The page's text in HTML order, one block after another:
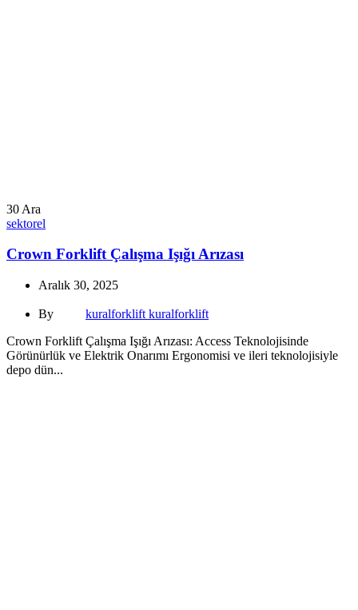
30 Ara
sektorel
Crown Forklift Çalışma Işığı Arızası
Aralık 30, 2025
By
kuralforklift kuralforklift
Crown Forklift Çalışma Işığı Arızası: Access Teknolojisinde
Görünürlük ve Elektrik Onarımı Ergonomisi ve ileri teknolojisiyle
depo dün...